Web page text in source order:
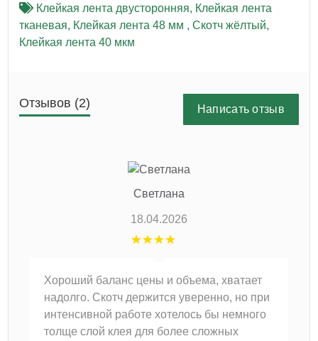
Клейкая лента двусторонняя, Клейкая лента
тканевая, Клейкая лента 48 мм , Скотч жёлтый,
Клейкая лента 40 мкм
Отзывов (2) Написать отзыв
Светлана
18.04.2026
Хороший баланс цены и объема, хватает
надолго. Скотч держится уверенно, но при
интенсивной работе хотелось бы немного
толще слой клея для более сложных